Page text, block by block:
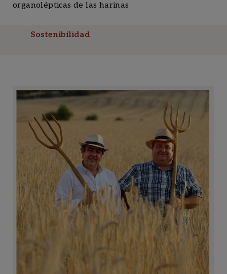
organolépticas de las harinas
Sostenibilidad